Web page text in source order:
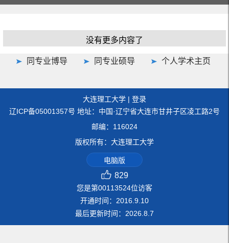
没有更多内容了
同专业博导 同专业硕导 个人学术主页
大连理工大学 | 登录
辽ICP备05001357号 地址：中国·辽宁省大连市甘井子区凌工路2号
邮编：116024
版权所有：大连理工大学
电脑版
829
您是第00113524位访客
开通时间： 2016 9 10
最后更新时间： 2026 8 7